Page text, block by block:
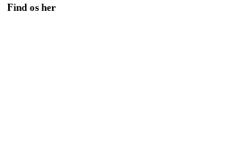
Find os her